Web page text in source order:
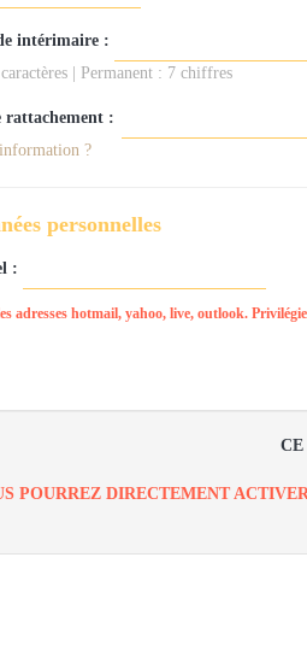
intérimaire :
| Permanent : 7 chiffres
rattachement :
?
personnelles
:
adresses hotmail, yahoo, live, outlook.
POURREZ DIRECTEMENT